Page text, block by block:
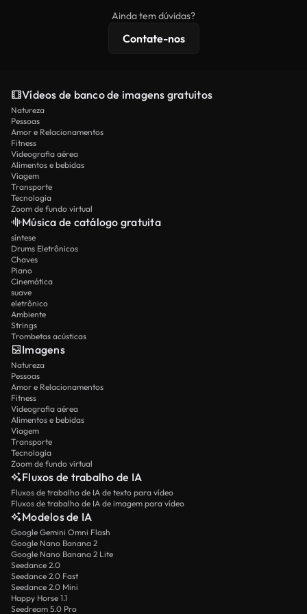
licenciamento estendidas.
Ainda tem dúvidas?
Contate-nos
Vídeos de banco de imagens gratuitos
Natureza
Pessoas
Amor e Relacionamentos
Fitness
Videografia aérea
Alimentos e bebidas
Viagem
Transporte
Tecnologia
Zoom de fundo virtual
Música de catálogo gratuita
síntese
Drums Eletrônicos
Chaves
Piano
Cinemática
suave
eletrônico
Ambiente
Strings
Trombetas acústicas
Imagens
Natureza
Pessoas
Amor e Relacionamentos
Fitness
Videografia aérea
Alimentos e bebidas
Viagem
Transporte
Tecnologia
Zoom de fundo virtual
Fluxos de trabalho de IA
Fluxos de trabalho de IA de texto para vídeo
Fluxos de trabalho de IA de imagem para vídeo
Modelos de IA
Google Gemini Omni Flash
Google Nano Banana 2
Google Nano Banana 2 Lite
Seedance 2.0
Seedance 2.0 Fast
Seedance 2.0 Mini
Happy Horse 1.1
Seedream 5.0 Pro